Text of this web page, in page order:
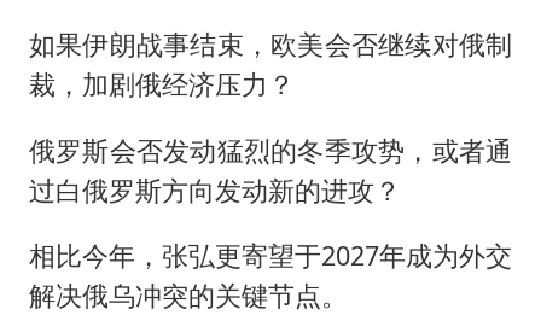
如果伊朗战事结束，欧美会否继续对俄制
裁，加剧俄经济压力？
俄罗斯会否发动猛烈的冬季攻势，或者通
过白俄罗斯方向发动新的进攻？
相比今年，张弘更寄望于2027年成为外交
解决俄乌冲突的关键节点。